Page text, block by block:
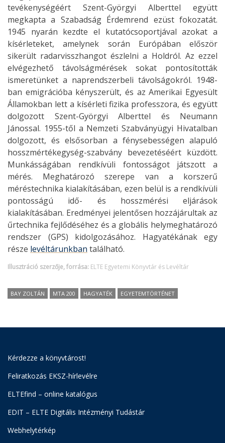
tevékenységéért Szent-Györgyi Alberttel együtt
megkapta a Szabadság Érdemrend ezüst fokozatát.
1945 nyarán kezdte el kutatócsoportjával azokat a
kísérleteket, amelynek során Európában először
sikerült radarvisszhangot észlelni a Holdról. Az ezzel
elvégezhető távolságmérések sokat pontosították
ismeretünket a naprendszerbeli távolságokról. 1948-
ban emigrációba kényszerült, és az Amerikai Egyesült
Államokban lett a kísérleti fizika professzora, és együtt
dolgozott Szent-Györgyi Alberttel és Neumann
Jánossal. 1955-től a Nemzeti Szabványügyi Hivatalban
dolgozott, és elsősorban a fénysebességen alapuló
hosszmértékegység-szabvány bevezetéséért küzdött.
Munkásságában rendkívüli fontosságot játszott a
mérés. Meghatározó szerepe van a korszerű
méréstechnika kialakításában, ezen belül is a rendkívüli
pontosságú idő- és hosszmérési eljárások
kialakításában. Eredményei jelentősen hozzájárultak az
űrtechnika fejlődéséhez és a globális helymeghatározó
rendszer (GPS) kidolgozásához. Hagyatékának egy
része levéltárunkban található.
Illusztráció szerzője, forrása: ELTE Egyetemi Könyvtár és Levéltár
BAY ZOLTÁN MTA 200 HAGYATÉK EGYETEMTÖRTÉNET
Kérdezze a könyvtárost!
Feliratkozás EKSZ-hírlevélre
ELTEfind – online katalógus
EDIT – ELTE Digitális Intézményi Tudástár
Webhelytérkép